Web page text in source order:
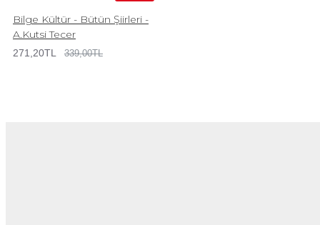
Bilge Kültür - Bütün Şiirleri -
A.Kutsi Tecer
271,20TL 339,00TL